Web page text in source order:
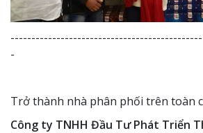
-
Trở thành nhà phân phối trên toàn
Công ty TNHH Đầu Tư Phát Triển